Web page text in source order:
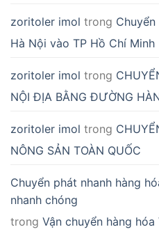
zoritoler imol trong
Hà Nội vào TP Hồ Chí Minh
zoritoler imol trong
NỘI ĐỊA BẰNG ĐƯỜNG
zoritoler imol trong
NÔNG SẢN TOÀN QUỐC
Chuyển phát nhanh hàng
nhanh chóng
trong Vận chuyển hàng